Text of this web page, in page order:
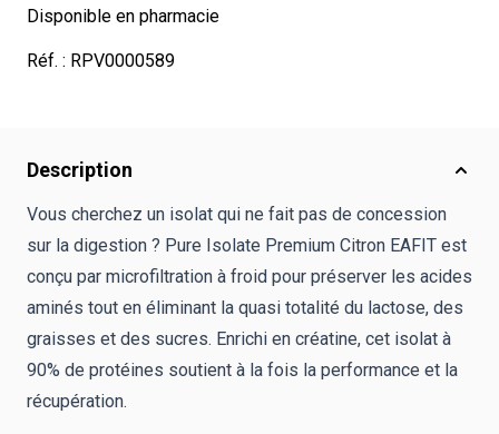
Disponible en pharmacie
Réf. : RPV0000589
Description
Vous cherchez un isolat qui ne fait pas de concession
sur la digestion ? Pure Isolate Premium Citron EAFIT est
conçu par microfiltration à froid pour préserver les acides
aminés tout en éliminant la quasi totalité du lactose, des
graisses et des sucres. Enrichi en créatine, cet isolat à
90% de protéines soutient à la fois la performance et la
récupération.